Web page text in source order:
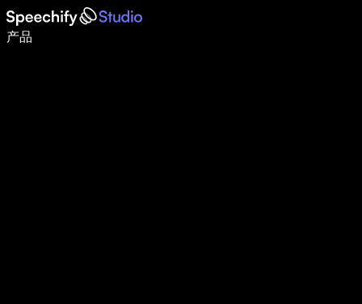
产品
语音输入，让你写作速度快 5 倍